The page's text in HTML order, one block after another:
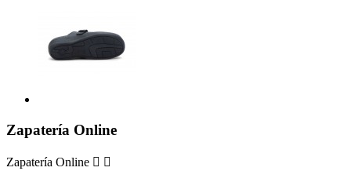
Zapatería Online
Zapatería Online  